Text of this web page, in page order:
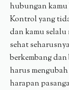
hubungan
Kontrol yang
dan kamu
sehat
berkembang
harus
harapan